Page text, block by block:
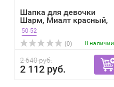
Шапка для девочки
Шарм, Миалт красный,
зима
50-52
(0)
В наличии
2 640 руб.
2 112 руб.